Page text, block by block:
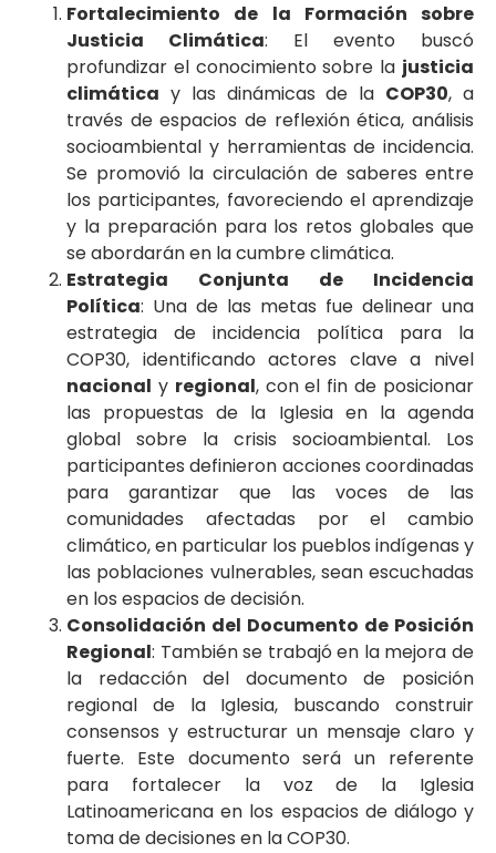
Fortalecimiento de la Formación sobre
Justicia Climática: El evento buscó
profundizar el conocimiento sobre la justicia
climática y las dinámicas de la COP30, a
través de espacios de reflexión ética, análisis
socioambiental y herramientas de incidencia.
Se promovió la circulación de saberes entre
los participantes, favoreciendo el aprendizaje
y la preparación para los retos globales que
se abordarán en la cumbre climática.
Estrategia Conjunta de Incidencia
Política: Una de las metas fue delinear una
estrategia de incidencia política para la
COP30, identificando actores clave a nivel
nacional y regional, con el fin de posicionar
las propuestas de la Iglesia en la agenda
global sobre la crisis socioambiental. Los
participantes definieron acciones coordinadas
para garantizar que las voces de las
comunidades afectadas por el cambio
climático, en particular los pueblos indígenas y
las poblaciones vulnerables, sean escuchadas
en los espacios de decisión.
Consolidación del Documento de Posición
Regional: También se trabajó en la mejora de
la redacción del documento de posición
regional de la Iglesia, buscando construir
consensos y estructurar un mensaje claro y
fuerte. Este documento será un referente
para fortalecer la voz de la Iglesia
Latinoamericana en los espacios de diálogo y
toma de decisiones en la COP30.